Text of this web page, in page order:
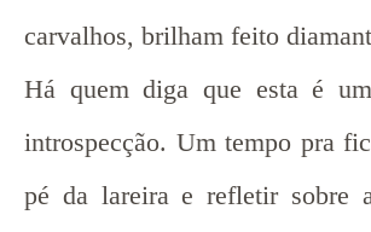
carvalhos, brilham feito
Há quem diga que esta é
introspecção. Um tempo pra
pé da lareira e refletir sobre